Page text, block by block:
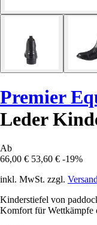
Premier
Leder
Ab
66,00 € 53,60 € -19%
inkl. MwSt. zzgl.
Kinderstiefel von
Komfort für Wettkämpfe